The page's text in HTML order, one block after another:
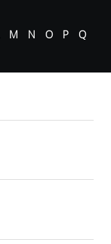
M N O P
Q